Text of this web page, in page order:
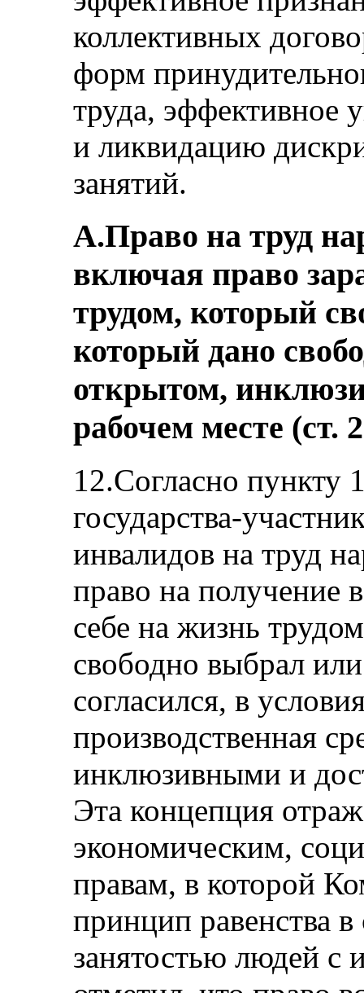
коллективных
форм
труда, эффективное
и ликвидацию
занятий.
A.Право на труд
включая право
трудом, который
который дано
открытом,
рабочем месте (ст.
12.Согласно пункту
государства-
инвалидов на труд
право на получение
себе на жизнь
свободно выбрал
согласился, в
производственная
инклюзивными и
Эта концепция
экономическим,
правам, в которой
принцип равенства в
занятостью людей с